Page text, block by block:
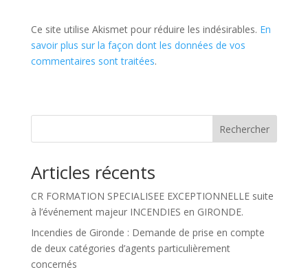
Ce site utilise Akismet pour réduire les indésirables. En
savoir plus sur la façon dont les données de vos
commentaires sont traitées.
Rechercher
Articles récents
CR FORMATION SPECIALISEE EXCEPTIONNELLE suite
à l’événement majeur INCENDIES en GIRONDE.
Incendies de Gironde : Demande de prise en compte
de deux catégories d’agents particulièrement
concernés